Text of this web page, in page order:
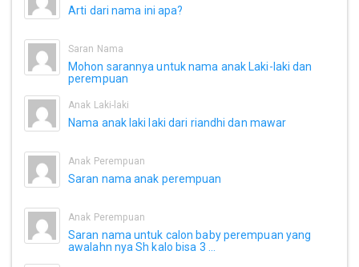
Arti dari nama ini apa?
Saran Nama
Mohon sarannya untuk nama anak Laki-laki dan
perempuan
Anak Laki-laki
Nama anak laki laki dari riandhi dan mawar
Anak Perempuan
Saran nama anak perempuan
Anak Perempuan
Saran nama untuk calon baby perempuan yang
awalahn nya Sh kalo bisa 3 ...